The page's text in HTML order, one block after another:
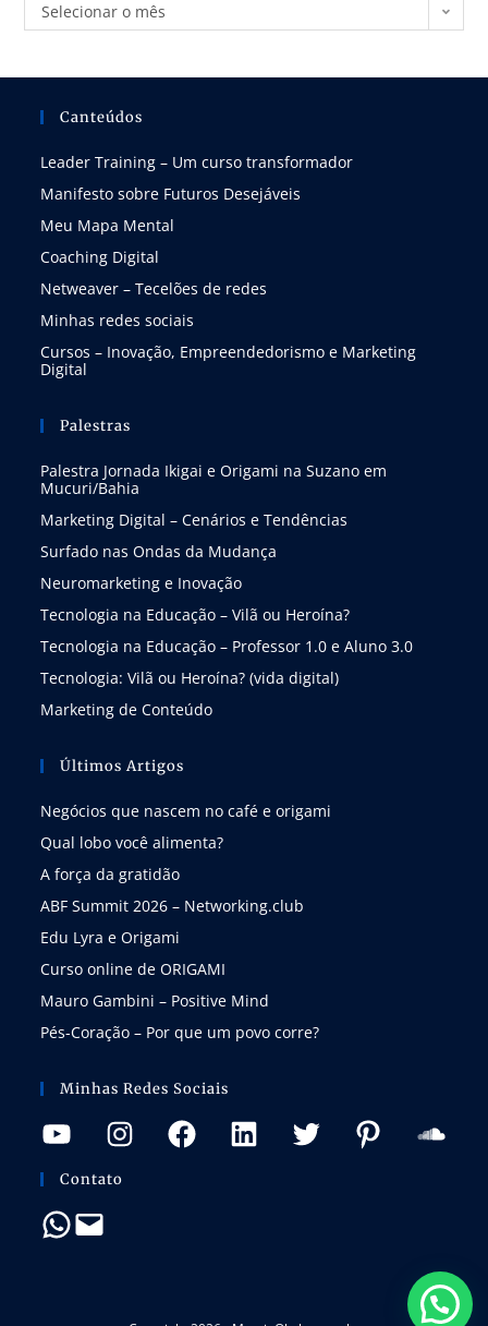
Selecionar o mês
Canteúdos
Leader Training – Um curso transformador
Manifesto sobre Futuros Desejáveis
Meu Mapa Mental
Coaching Digital
Netweaver – Tecelões de redes
Minhas redes sociais
Cursos – Inovação, Empreendedorismo e Marketing
Digital
Palestras
Palestra Jornada Ikigai e Origami na Suzano em
Mucuri/Bahia
Marketing Digital – Cenários e Tendências
Surfado nas Ondas da Mudança
Neuromarketing e Inovação
Tecnologia na Educação – Vilã ou Heroína?
Tecnologia na Educação – Professor 1.0 e Aluno 3.0
Tecnologia: Vilã ou Heroína? (vida digital)
Marketing de Conteúdo
Últimos Artigos
Negócios que nascem no café e origami
Qual lobo você alimenta?
A força da gratidão
ABF Summit 2026 – Networking.club
Edu Lyra e Origami
Curso online de ORIGAMI
Mauro Gambini – Positive Mind
Pés-Coração – Por que um povo corre?
Minhas Redes Sociais
Contato